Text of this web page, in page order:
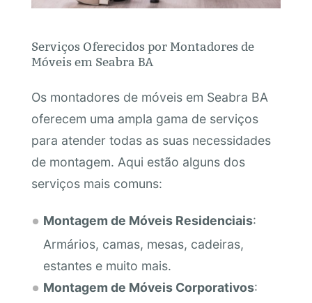
Serviços Oferecidos por Montadores de
Móveis em Seabra BA
Os montadores de móveis em Seabra BA
oferecem uma ampla gama de serviços
para atender todas as suas necessidades
de montagem. Aqui estão alguns dos
serviços mais comuns:
Montagem de Móveis Residenciais:
Armários, camas, mesas, cadeiras,
estantes e muito mais.
Montagem de Móveis Corporativos: